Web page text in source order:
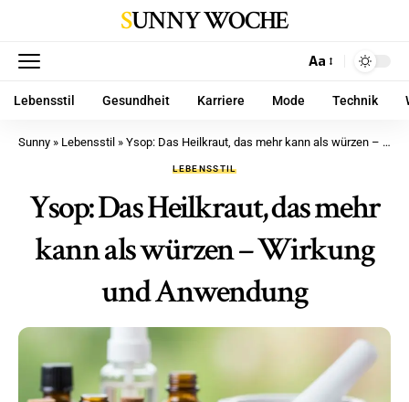
SUNNY WOCHE
Aa
Lebensstil Gesundheit Karriere Mode Technik
Sunny » Lebensstil » Ysop: Das Heilkraut, das mehr kann als würzen – Wirkung und Anwendung
LEBENSSTIL
Ysop: Das Heilkraut, das mehr
kann als würzen – Wirkung
und Anwendung